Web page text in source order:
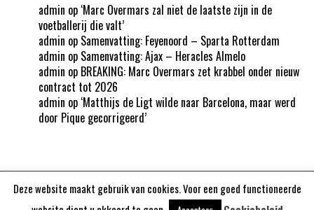
admin op ‘Marc Overmars zal niet de laatste zijn in de
voetballerij die valt’
admin op Samenvatting: Feyenoord – Sparta Rotterdam
admin op Samenvatting: Ajax – Heracles Almelo
admin op BREAKING: Marc Overmars zet krabbel onder nieuw
contract tot 2026
admin op ‘Matthijs de Ligt wilde naar Barcelona, maar werd
door Pique gecorrigeerd’
Deze website maakt gebruik van cookies. Voor een goed functioneerde